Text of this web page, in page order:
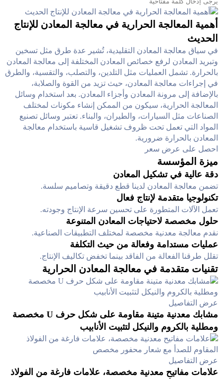
أهمية المعالجة الحرارية في معالجة المعادن للإنتاج
الحديث
في سياق معالجة المعادن التقليدية، تُشير عدة طرق مثل تسخين
وتبريد المعادن لرفع خصائص المعادن المختلفة إلى معالجة المعادن
بالحرارة. تشمل العمليات مثل التلدين، والتصلب، والتقسية، والطرق
في إجراءات معالجة المعادن، حيث تزيد من القوة والصلابة،
بالإضافة إلى مرونة المعادن وأجزاء المعادن. بعد استخدام وسائل
المعالجة الحرارية، سيكون من الممكن إنشاء مكونات لمختلف
الصناعات مثل السيارات، والطيران، والبناء. تعتبر وسائل تصنيع
المواد التي تعمل تحت ظروف تشغيل قاسية باستخدام معالجة
المعادن بالحرارة ضرورية.
احصل على عرض سعر
ميزة المؤسسة
دقة عالية في تشكيل المعادن
تضمن معالجة المعادن لدينا قطع دقيقة وتصاميم سلسة.
تكنولوجيا متقدمة لإنتاج فعال
تعمل الآلات المتطورة على تحسين سرعة الإنتاج وجودته.
حلول مخصصة لاحتياجات المعادن المتنوعة
نقدم معالجة معدنية مخصصة لمختلف التطبيقات الصناعية.
عمليات مستدامة وفعالة من حيث التكلفة
تقلل طرقنا الفعالة من الفاقد بينما تخفض تكاليف الإنتاج.
تقنيات متقدمة في معالجة المعادن الحرارية
عرض التفاصيل
مشابك معدنية متينة مقاومة على شكل حرف U مخصصة
ومطلية بالكروم والنيكل لتثبيت الأنابيب
عرض التفاصيل
علامات مفاتيح معدنية مخصصة، علامات فارغة من الفولاذ